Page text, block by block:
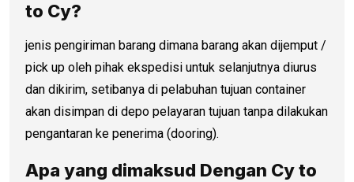
to Cy?
jenis pengiriman barang dimana barang akan dijemput /
pick up oleh pihak ekspedisi untuk selanjutnya diurus
dan dikirim, setibanya di pelabuhan tujuan container
akan disimpan di depo pelayaran tujuan tanpa dilakukan
pengantaran ke penerima (dooring).
Apa yang dimaksud Dengan Cy to